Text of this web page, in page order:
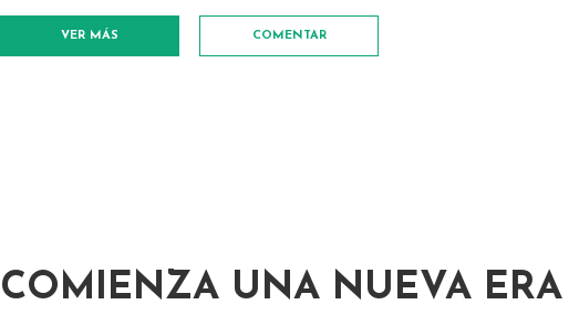
VER MÁS COMENTAR
COMIENZA UNA NUEVA ERA